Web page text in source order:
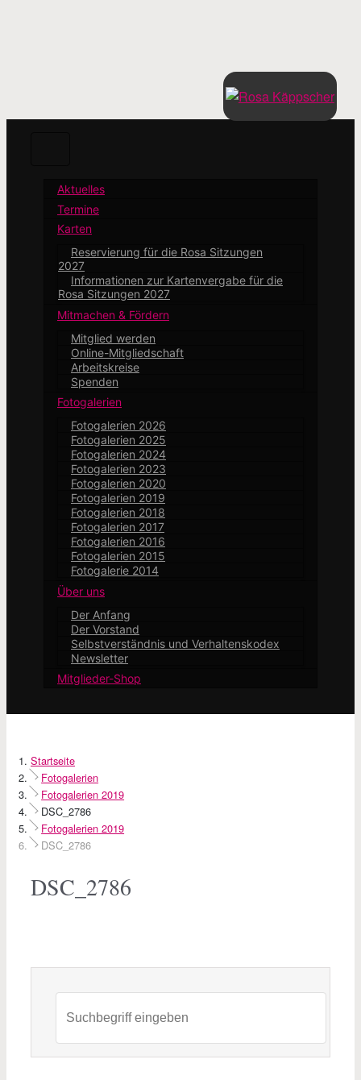
Aktuelles
Termine
Karten
Reservierung für die Rosa Sitzungen
2027
Informationen zur Kartenvergabe für die
Rosa Sitzungen 2027
Mitmachen & Fördern
Mitglied werden
Online-Mitgliedschaft
Arbeitskreise
Spenden
Fotogalerien
Fotogalerien 2026
Fotogalerien 2025
Fotogalerien 2024
Fotogalerien 2023
Fotogalerien 2020
Fotogalerien 2019
Fotogalerien 2018
Fotogalerien 2017
Fotogalerien 2016
Fotogalerien 2015
Fotogalerie 2014
Über uns
Der Anfang
Der Vorstand
Selbstverständnis und Verhaltenskodex
Newsletter
Mitglieder-Shop
Startseite
Fotogalerien
Fotogalerien 2019
DSC_2786
Fotogalerien 2019
DSC_2786
DSC_2786